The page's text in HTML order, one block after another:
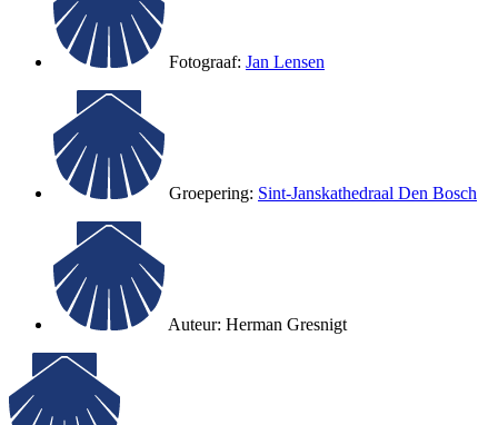
Fotograaf: Jan Lensen
Groepering: Sint-Janskathedraal Den Bosch
Auteur: Herman Gresnigt